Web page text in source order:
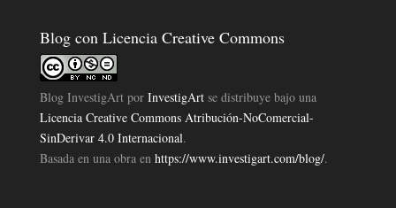
Blog con Licencia Creative Commons
Blog InvestigArtpor InvestigArtse distribuye bajo una
Licencia Creative Commons Atribución-NoComercial-
SinDerivar 4.0 Internacional.
Basada en una obra en https://www.investigart.com/blog/.